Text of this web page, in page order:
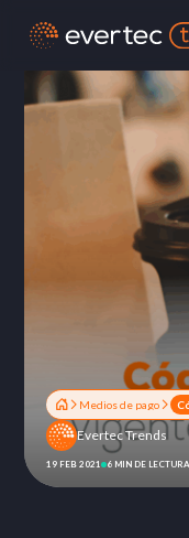
Medios de pago
Evertec Trends
19 FEB 2021 6 MIN DE LECTURA